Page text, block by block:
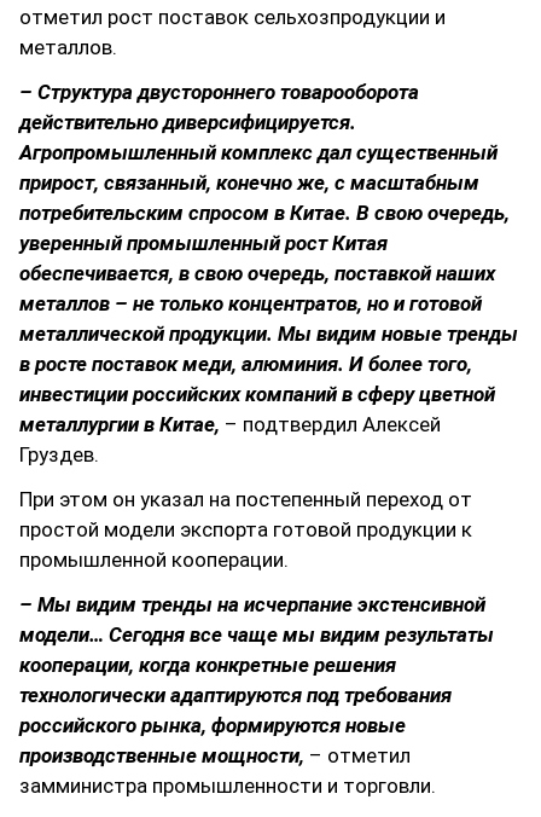
отметил рост поставок сельхозпродукции и
металлов.
– Структура двустороннего товарооборота
действительно диверсифицируется.
Агропромышленный комплекс дал существенный
прирост, связанный, конечно же, с масштабным
потребительским спросом в Китае. В свою очередь,
уверенный промышленный рост Китая
обеспечивается, в свою очередь, поставкой наших
металлов – не только концентратов, но и готовой
металлической продукции. Мы видим новые тренды
в росте поставок меди, алюминия. И более того,
инвестиции российских компаний в сферу цветной
металлургии в Китае, – подтвердил Алексей
Груздев.
При этом он указал на постепенный переход от
простой модели экспорта готовой продукции к
промышленной кооперации.
– Мы видим тренды на исчерпание экстенсивной
модели… Сегодня все чаще мы видим результаты
кооперации, когда конкретные решения
технологически адаптируются под требования
российского рынка, формируются новые
производственные мощности, – отметил
замминистра промышленности и торговли.